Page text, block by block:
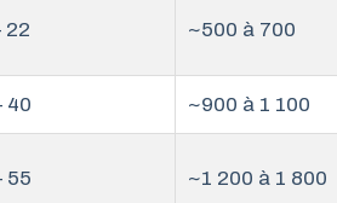
22 ~500 à 700
40 ~900 à 1 100
55 ~1 200 à 1 800